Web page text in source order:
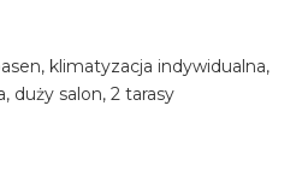
klimatyzacja indywidualna,
duży salon, 2 tarasy